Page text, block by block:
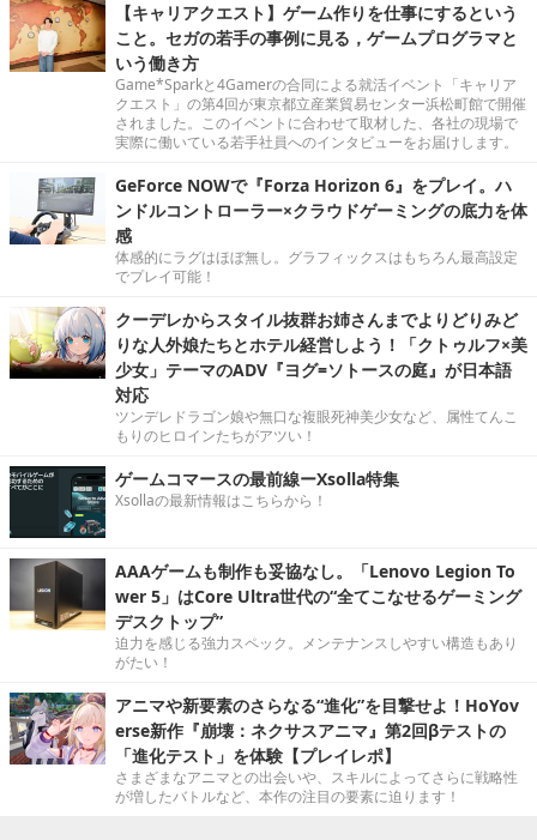
【キャリアクエスト】ゲーム作りを仕事にするという
こと。セガの若手の事例に見る，ゲームプログラマと
いう働き方
Game*Sparkと4Gamerの合同による就活イベント「キャリア
クエスト」の第4回が東京都立産業貿易センター浜松町館で開催
されました。このイベントに合わせて取材した、各社の現場で
実際に働いている若手社員へのインタビューをお届けします。
GeForce NOWで『Forza Horizon 6』をプレイ。ハ
ンドルコントローラー×クラウドゲーミングの底力を体
感
体感的にラグはほぼ無し。グラフィックスはもちろん最高設定
でプレイ可能！
クーデレからスタイル抜群お姉さんまでよりどりみど
りな人外娘たちとホテル経営しよう！「クトゥルフ×美
少女」テーマのADV『ヨグ=ソトースの庭』が日本語
対応
ツンデレドラゴン娘や無口な複眼死神美少女など、属性てんこ
もりのヒロインたちがアツい！
ゲームコマースの最前線ーXsolla特集
Xsollaの最新情報はこちらから！
AAAゲームも制作も妥協なし。「Lenovo Legion To
wer 5」はCore Ultra世代の“全てこなせるゲーミング
デスクトップ”
迫力を感じる強力スペック。メンテナンスしやすい構造もあり
がたい！
アニマや新要素のさらなる“進化”を目撃せよ！HoYov
erse新作『崩壊：ネクサスアニマ』第2回βテストの
「進化テスト」を体験【プレイレポ】
さまざまなアニマとの出会いや、スキルによってさらに戦略性
が増したバトルなど、本作の注目の要素に迫ります！